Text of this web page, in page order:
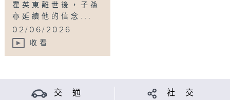
霍英東離世後，子孫
亦延續他的信念...
02/06/2026
收看
交 通 社 交